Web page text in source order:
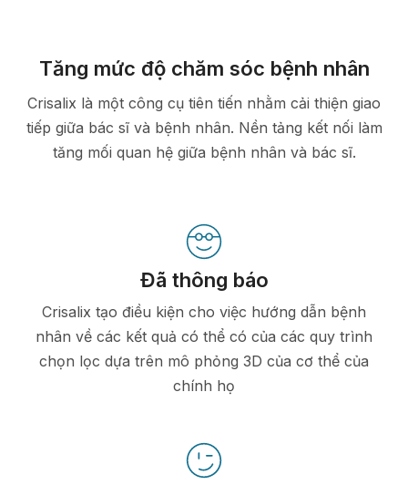
Tăng mức độ chăm sóc bệnh nhân
Crisalix là một công cụ tiên tiến nhằm cải thiện giao
tiếp giữa bác sĩ và bệnh nhân. Nền tảng kết nối làm
tăng mối quan hệ giữa bệnh nhân và bác sĩ.
Đã thông báo
Crisalix tạo điều kiện cho việc hướng dẫn bệnh
nhân về các kết quả có thể có của các quy trình
chọn lọc dựa trên mô phỏng 3D của cơ thể của
chính họ